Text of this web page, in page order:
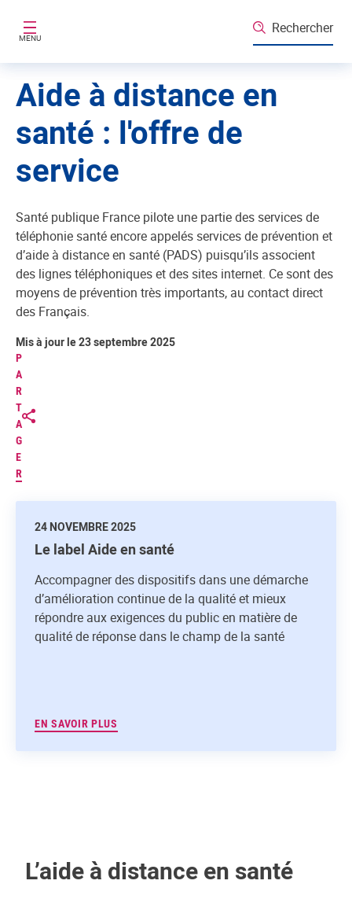
MENU
Rechercher
Aide à distance en
santé : l'offre de
service
Santé publique France pilote une partie des services de
téléphonie santé encore appelés services de prévention et
d’aide à distance en santé (PADS) puisqu’ils associent
des lignes téléphoniques et des sites internet. Ce sont des
moyens de prévention très importants, au contact direct
des Français.
P
A
R
T
A
G
E
R
Mis à jour le 23 septembre 2025
24 NOVEMBRE 2025
Le label Aide en santé
Accompagner des dispositifs dans une démarche
d’amélioration continue de la qualité et mieux
répondre aux exigences du public en matière de
qualité de réponse dans le champ de la santé
EN SAVOIR PLUS
L’aide à distance en santé